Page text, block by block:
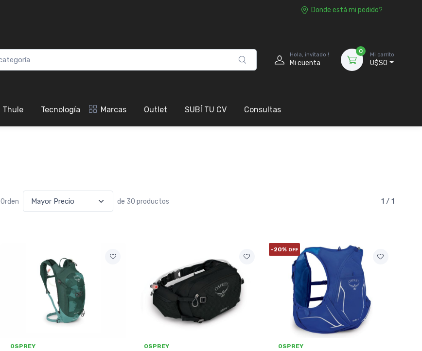
Donde está mi pedido?
Hola, invitado !
Mi cuenta
0
Mi carrito
U$S0
Thule Tecnología Marcas Outlet SUBÍ TU CV Consultas
Orden de 30 productos 1 / 1
OSPREY OSPREY
-20% OFF
OSPREY